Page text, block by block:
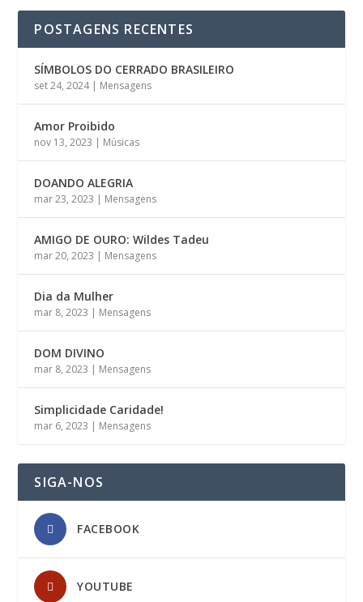
POSTAGENS RECENTES
SÍMBOLOS DO CERRADO BRASILEIRO
set 24, 2024| Mensagens
Amor Proibido
nov 13, 2023 | Músicas
DOANDO ALEGRIA
mar 23, 2023 | Mensagens
AMIGO DE OURO: Wildes Tadeu
mar 20, 2023 | Mensagens
Dia da Mulher
mar 8, 2023 | Mensagens
DOM DIVINO
mar 8, 2023 | Mensagens
Simplicidade Caridade!
mar 6, 2023 | Mensagens
SIGA-NOS
FACEBOOK
YOUTUBE